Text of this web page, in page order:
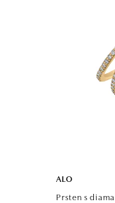
ALO
Prsten s